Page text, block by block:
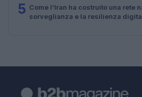
5 Come l’Iran ha costruito una rete
sorveglianza e la resilienza